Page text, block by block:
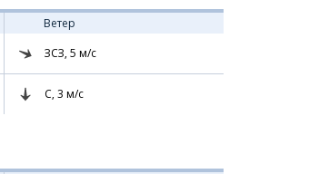
Ветер
ЗСЗ, 5 м/с
С, 3 м/с